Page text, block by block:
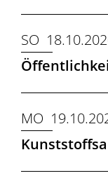
SO
MO